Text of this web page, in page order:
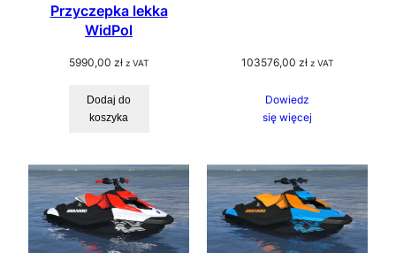
Przyczepka lekka
WidPol
5990,00 zł z VAT
Dodaj do
koszyka
103576,00 zł z VAT
Dowiedz
się więcej